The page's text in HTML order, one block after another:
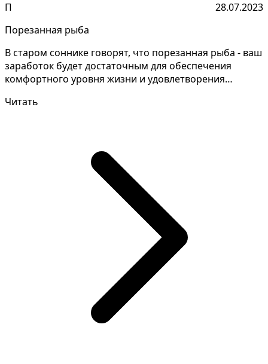
П
28.07.2023
Порезанная рыба
В старом соннике говорят, что порезанная рыба - ваш
заработок будет достаточным для обеспечения
комфортного уровня жизни и удовлетворения
Читать